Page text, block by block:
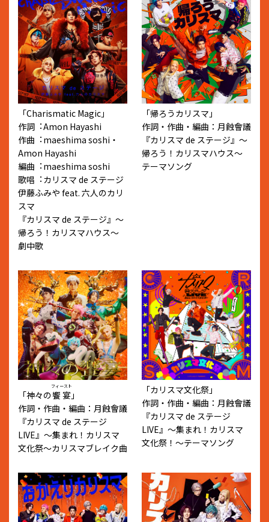
「Charismatic Magic」
作詞︓Amon Hayashi
作曲︓maeshima soshi・
Amon Hayashi
編曲︓maeshima soshi
歌唱︓カリスマ de ステージ
伊藤ふみや feat. 六⼈のカリ
スマ
『カリスマ de ステージ』〜
帰ろう！カリスマハウス〜
劇中歌
「帰ろうカリスマ」
作詞・作曲・編曲：月蝕會議
『カリスマ de ステージ』〜
帰ろう！カリスマハウス〜
テーマソング
「神々の饗宴
フィースト
」
作詞・作曲・編曲：月蝕會議
『カリスマ de ステージ
LIVE』〜集まれ！カリスマ
文化祭〜カリスマブレイク曲
「カリスマ文化祭」
作詞・作曲・編曲：月蝕會議
『カリスマ de ステージ
LIVE』〜集まれ！カリスマ
文化祭！〜テーマソング